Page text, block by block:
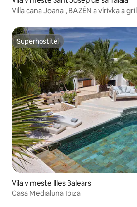
Villa cana Joana , BAZÉN a vírivka a gril
Superhostiteľ
Superhostiteľ
Vila v meste Illes Balears
Casa Medialuna Ibiza